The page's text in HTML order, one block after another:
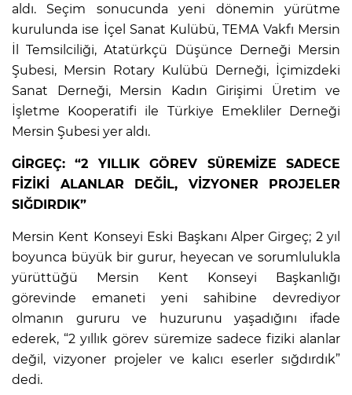
aldı. Seçim sonucunda yeni dönemin yürütme
kurulunda ise İçel Sanat Kulübü, TEMA Vakfı Mersin
İl Temsilciliği, Atatürkçü Düşünce Derneği Mersin
Şubesi, Mersin Rotary Kulübü Derneği, İçimizdeki
Sanat Derneği, Mersin Kadın Girişimi Üretim ve
İşletme Kooperatifi ile Türkiye Emekliler Derneği
Mersin Şubesi yer aldı.
GİRGEÇ: “2 YILLIK GÖREV SÜREMİZE SADECE
FİZİKİ ALANLAR DEĞİL, VİZYONER PROJELER
SIĞDIRDIK”
Mersin Kent Konseyi Eski Başkanı Alper Girgeç; 2 yıl
boyunca büyük bir gurur, heyecan ve sorumlulukla
yürüttüğü Mersin Kent Konseyi Başkanlığı
görevinde emaneti yeni sahibine devrediyor
olmanın gururu ve huzurunu yaşadığını ifade
ederek, “2 yıllık görev süremize sadece fiziki alanlar
değil, vizyoner projeler ve kalıcı eserler sığdırdık”
dedi.